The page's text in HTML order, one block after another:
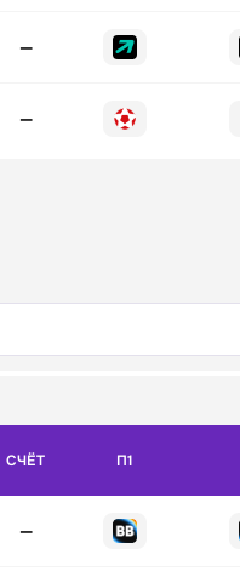
—
—
СЧЁТ П1
—